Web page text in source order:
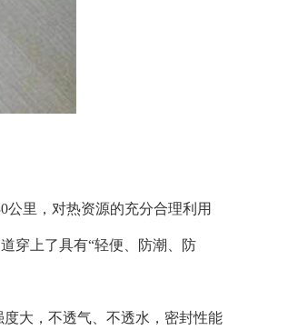
里，对热资源的充分合理利用
穿上了具有“轻便、防潮、防
大，不透气、不透水，密封性能